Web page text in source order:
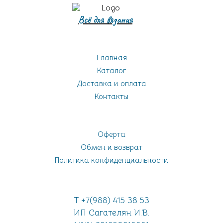
Всё для вязания
Главная
Каталог
Доставка и оплата
Контакты
Оферта
Обмен и возврат
Политика конфиденциальности
Т +7(988) 415 38 53
ИП Сагателян И.В.